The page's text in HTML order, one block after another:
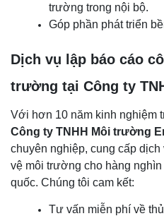
trường trong nội bộ.
Góp phần phát triển
Dịch vụ lập báo cáo
trường tại Công ty
Với hơn 10 năm kinh nghiệm
Công ty TNHH Môi trường
chuyên nghiệp, cung cấp
vệ môi trường cho hàng
quốc. Chúng tôi cam kết:
Tư vấn miễn phí về